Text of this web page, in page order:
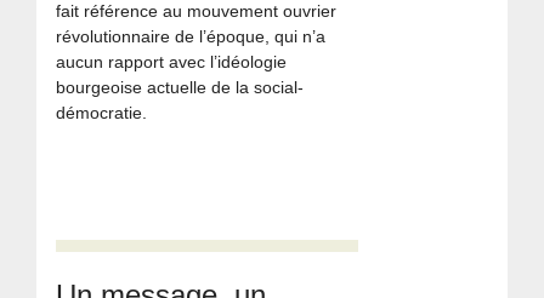
fait référence au mouvement ouvrier
révolutionnaire de l’époque, qui n’a
aucun rapport avec l’idéologie
bourgeoise actuelle de la social-
démocratie.